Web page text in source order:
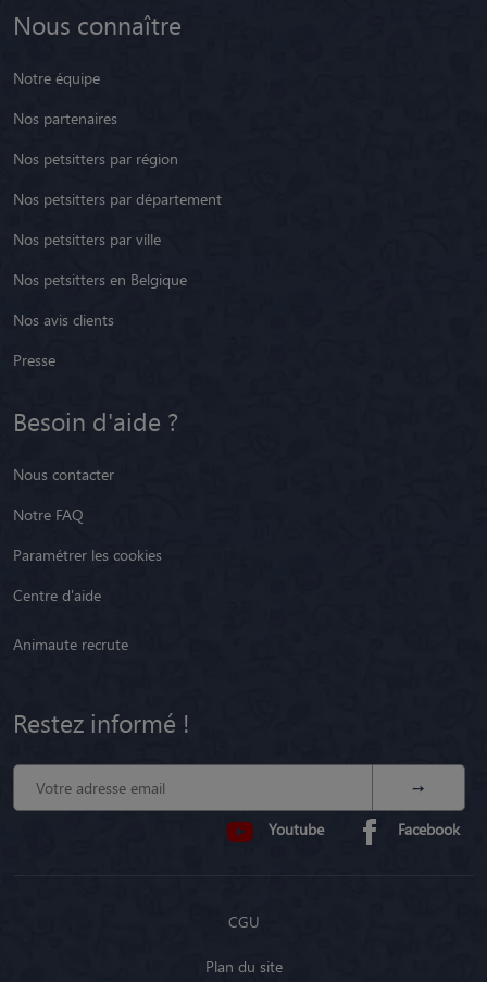
Nous connaître
Notre équipe
Nos partenaires
Nos petsitters par région
Nos petsitters par département
Nos petsitters par ville
Nos petsitters en Belgique
Nos avis clients
Presse
Besoin d'aide ?
Nous contacter
Notre FAQ
Paramétrer les cookies
Centre d'aide
Animaute recrute
Restez informé !
Youtube Facebook
CGU
Plan du site